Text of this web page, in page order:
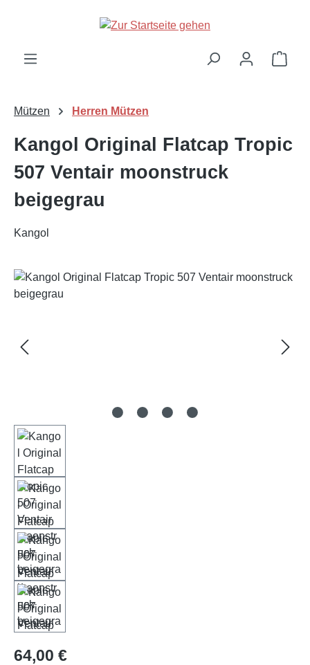
Zum Hauptinhalt springen
Mützen Herren Mützen
Kangol Original Flatcap Tropic
507 Ventair moonstruck
beigegrau
Kangol
Bildergalerie überspringen
Regulärer Preis:
64,00 €